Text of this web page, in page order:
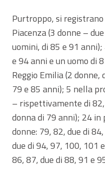
Purtroppo, si registrano
Piacenza (3 donne –
uomini, di 85 e 91
e 94 anni e un uomo di
Reggio Emilia (2
79 e 85 anni); 5 nella
– rispettivamente di
donna di 79 anni); 24 in
donne: 79, 82, due di
due di 94, 97, 100, 101
86, 87, due di 88, 91 e